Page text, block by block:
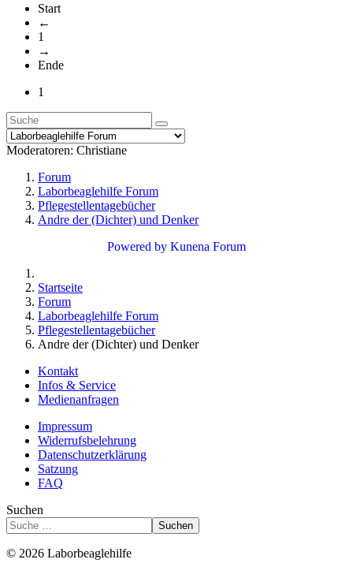
Start
←
1
→
Ende
1
Moderatoren: Christiane
Forum
Laborbeaglehilfe Forum
Pflegestellentagebücher
Andre der (Dichter) und Denker
Powered by Kunena Forum
Startseite
Forum
Laborbeaglehilfe Forum
Pflegestellentagebücher
Andre der (Dichter) und Denker
Kontakt
Infos & Service
Medienanfragen
Impressum
Widerrufsbelehrung
Datenschutzerklärung
Satzung
FAQ
Suchen
Suchen
© 2026 Laborbeaglehilfe